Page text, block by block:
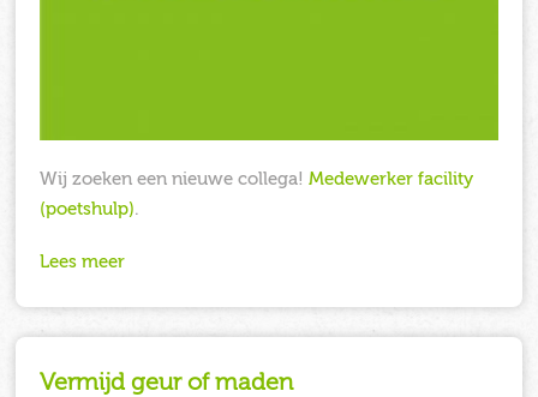
Wij zoeken een nieuwe collega!Medewerker facility
(poetshulp).
Lees meer
Vermijd geur of maden